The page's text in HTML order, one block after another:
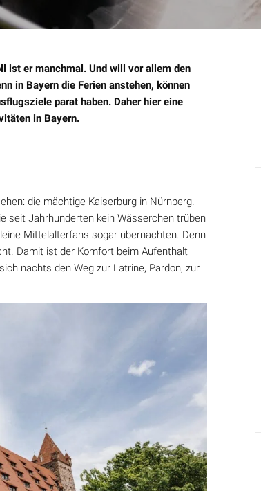
ist er manchmal. Und will vor allem den
in Bayern die Ferien anstehen, können
parat haben. Daher hier eine
in Bayern.
die mächtige Kaiserburg in Nürnberg.
seit Jahrhunderten kein Wässerchen trüben
Mittelalterfans sogar übernachten. Denn
Damit ist der Komfort beim Aufenthalt
nachts den Weg zur Latrine, Pardon, zur